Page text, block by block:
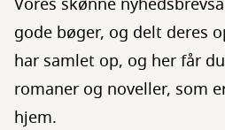
gode bøger, og delt deres
har samlet op, og her får
romaner og noveller, som
hjem.